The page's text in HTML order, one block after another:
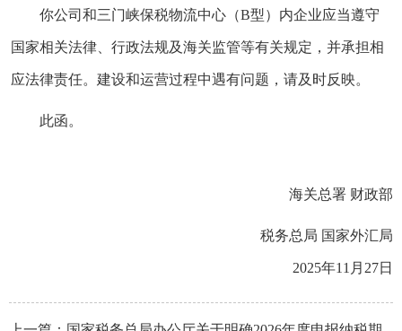
你公司和三门峡保税物流中心（B型）内企业应当遵守
国家相关法律、行政法规及海关监管等有关规定，并承担相
应法律责任。建设和运营过程中遇有问题，请及时反映。
此函。
海关总署 财政部
税务总局 国家外汇局
2025年11月27日